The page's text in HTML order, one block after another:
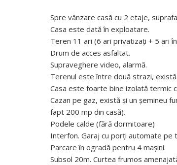
Spre vânzare casă cu 2 etaje,
Casa este dată în exploatare.
Teren 11 ari (6 ari privatizați + 5 ari
Drum de acces asfaltat.
Supraveghere video, alarmă.
Terenul este între două strazi,
Casa este foarte bine izolată termic
Cazan pe gaz, există și un șemineu
fapt 200 mp din casă).
Podele calde (fără dormitoare)
Interfon. Garaj cu porți automate pe
Parcare în ogradă pentru 4 mașini.
Subsol 20m. Curtea frumos